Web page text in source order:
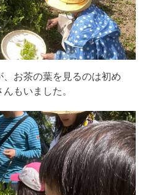
お茶の葉を見るのは初め
もいました。